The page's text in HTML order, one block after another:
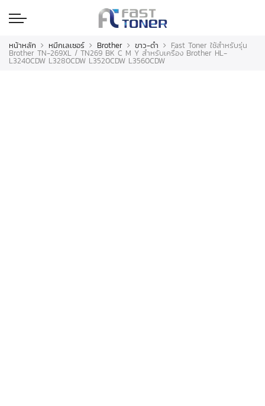
หน้าหลัก หมึกเลเซอร์ Brother ขาว-ดำ Fast Toner ใช้สำหรับรุ่น
Brother TN-269XL / TN269 BK C M Y สำหรับเครื่อง Brother HL-
L3240CDW L3280CDW L3520CDW L3560CDW